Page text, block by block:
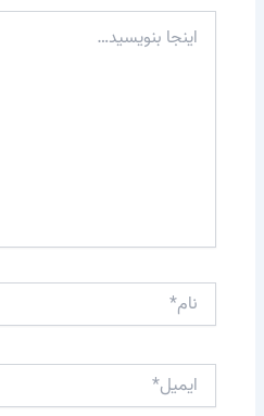
اینجا
بنویسید…
نام*
ایمیل*